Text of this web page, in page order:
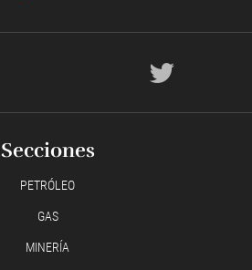
Secciones
PETRÓLEO
GAS
MINERÍA